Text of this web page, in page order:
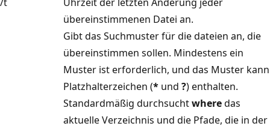
übereinstimmenen Datei an.
Gibt das Suchmuster für die dateien an, die
übereinstimmen sollen. Mindestens ein
Muster ist erforderlich, und das Muster kann
Platzhalterzeichen (* und ?) enthalten.
Standardmäßig durchsuchtwheredas
aktuelle Verzeichnis und die Pfade, die in der